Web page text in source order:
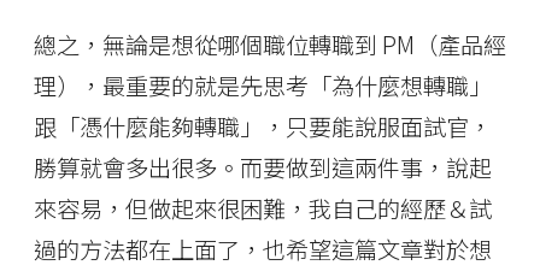
總之，無論是想從哪個職位轉職到 PM（產品經
理），最重要的就是先思考「為什麼想轉職」
跟「憑什麼能夠轉職」，只要能說服面試官，
勝算就會多出很多。而要做到這兩件事，說起
來容易，但做起來很困難，我自己的經歷＆試
過的方法都在上面了，也希望這篇文章對於想